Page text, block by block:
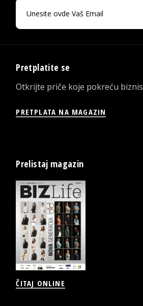
Pretplatite se
Otkrijte priče koje pokreću biznis
PRETPLATA NA MAGAZIN
Prelistaj magazin
ČITAJ ONLINE